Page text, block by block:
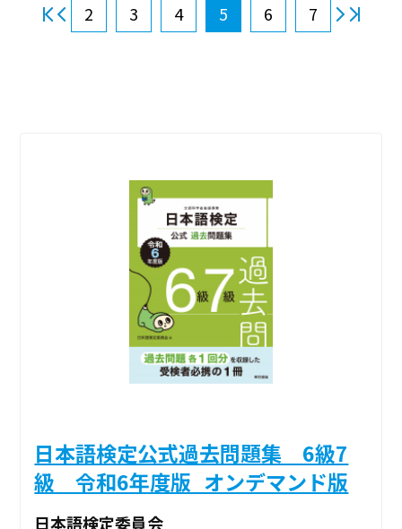
2 3 4 5 6 7
日本語検定公式過去問題集 6級7
級 令和6年度版_オンデマンド版
日本語検定委員会